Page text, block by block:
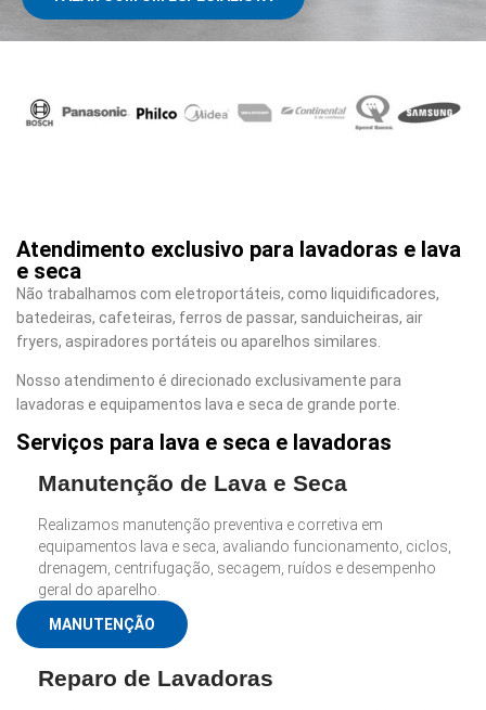
Atendimento exclusivo para lavadoras e lava
e seca
Não trabalhamos com eletroportáteis, como liquidificadores,
batedeiras, cafeteiras, ferros de passar, sanduicheiras, air
fryers, aspiradores portáteis ou aparelhos similares.
Nosso atendimento é direcionado exclusivamente para
lavadoras e equipamentos lava e seca de grande porte.
Serviços para lava e seca e lavadoras
Manutenção de Lava e Seca
Realizamos manutenção preventiva e corretiva em
equipamentos lava e seca, avaliando funcionamento, ciclos,
drenagem, centrifugação, secagem, ruídos e desempenho
geral do aparelho.
MANUTENÇÃO
Reparo de Lavadoras